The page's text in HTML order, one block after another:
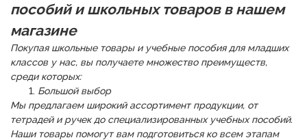
пособий и школьных товаров в нашем
магазине
Покупая школьные товары и учебные пособия для младших
классов у нас, вы получаете множество преимуществ,
среди которых:
Большой выбор
Мы предлагаем широкий ассортимент продукции, от
тетрадей и ручек до специализированных учебных пособий.
Наши товары помогут вам подготовиться ко всем этапам